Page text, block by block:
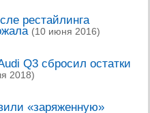
рестайлинга
(10 июня 2016)
Q3 сбросил остатки
2018)
«заряженную»